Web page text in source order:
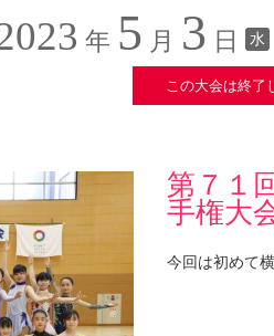
年 5 月 3 日 水
この大会は終了
第７１
手権大
今回は初めて